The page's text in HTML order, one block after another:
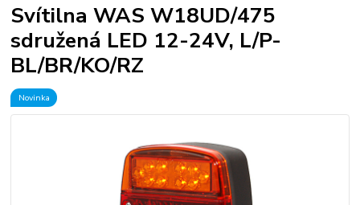
Svítilna WAS W18UD/475
sdružená LED 12-24V, L/P-
BL/BR/KO/RZ
Novinka